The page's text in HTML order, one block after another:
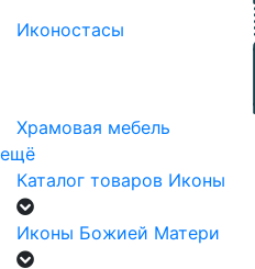
Иконостасы
Храмовая мебель
ещё
Каталог товаров Иконы
Иконы Божией Матери